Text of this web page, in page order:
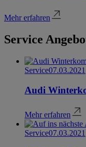
Mehr erfahren
Service
Service07.03.2021
Audi
Mehr erfahren
Service07.03.2021